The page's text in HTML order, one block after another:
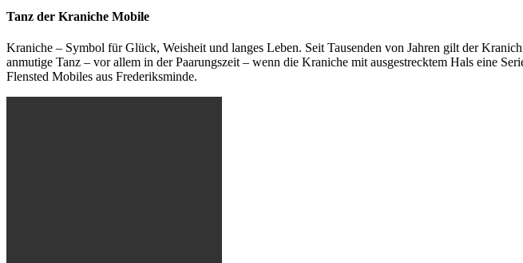
Tanz der Kraniche Mobile
Kraniche – Symbol für Glück, Weisheit und langes Leben. Seit Tausenden von Jahren gilt der
anmutige Tanz – vor allem in der Paarungszeit – wenn die Kraniche mit ausgestrecktem Hals eine
Flensted Mobiles aus Frederiksminde.